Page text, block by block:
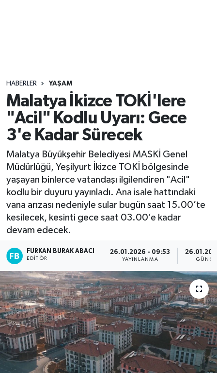
HABERLER YAŞAM
Malatya İkizce TOKİ'lere
"Acil" Kodlu Uyarı: Gece
3'e Kadar Sürecek
Malatya Büyükşehir Belediyesi MASKİ Genel
Müdürlüğü, Yeşilyurt İkizce TOKİ bölgesinde
yaşayan binlerce vatandaşı ilgilendiren "Acil"
kodlu bir duyuru yayınladı. Ana isale hattındaki
vana arızası nedeniyle sular bugün saat 15.00’te
kesilecek, kesinti gece saat 03.00’e kadar
devam edecek.
FURKAN BURAK ABACI
EDITÖR
26.01.2026 - 09:53
YAYINLANMA
Yaşam